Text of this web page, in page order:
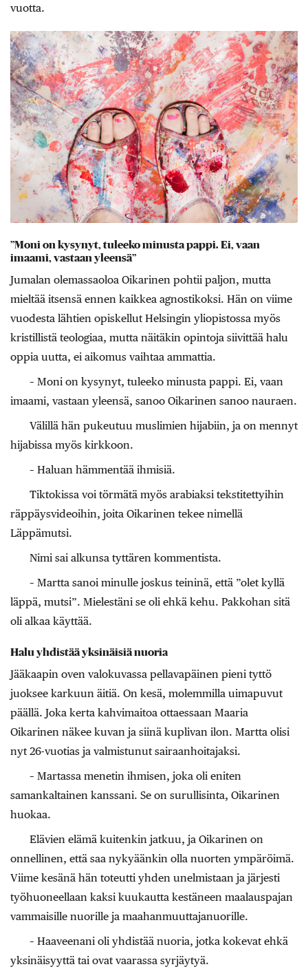
vuotta.
”Moni on kysynyt, tuleeko minusta pappi. Ei, vaan
imaami, vastaan yleensä”
Jumalan olemassaoloa Oikarinen pohtii paljon, mutta
mieltää itsensä ennen kaikkea agnostikoksi. Hän on viime
vuodesta lähtien opiskellut Helsingin yliopistossa myös
kristillistä teologiaa, mutta näitäkin opintoja siivittää halu
oppia uutta, ei aikomus vaihtaa ammattia.
– Moni on kysynyt, tuleeko minusta pappi. Ei, vaan
imaami, vastaan yleensä, sanoo Oikarinen sanoo nauraen.
Välillä hän pukeutuu muslimien hijabiin, ja on mennyt
hijabissa myös kirkkoon.
– Haluan hämmentää ihmisiä.
Tiktokissa voi törmätä myös arabiaksi tekstitettyihin
räppäysvideoihin, joita Oikarinen tekee nimellä
Läppämutsi.
Nimi sai alkunsa tyttären kommentista.
– Martta sanoi minulle joskus teininä, että ”olet kyllä
läppä, mutsi”. Mielestäni se oli ehkä kehu. Pakkohan sitä
oli alkaa käyttää.
Halu yhdistää yksinäisiä nuoria
Jääkaapin oven valokuvassa pellavapäinen pieni tyttö
juoksee karkuun äitiä. On kesä, molemmilla uimapuvut
päällä. Joka kerta kahvimaitoa ottaessaan Maaria
Oikarinen näkee kuvan ja siinä kuplivan ilon. Martta olisi
nyt 26-vuotias ja valmistunut sairaanhoitajaksi.
– Martassa menetin ihmisen, joka oli eniten
samankaltainen kanssani. Se on surullisinta, Oikarinen
huokaa.
Elävien elämä kuitenkin jatkuu, ja Oikarinen on
onnellinen, että saa nykyäänkin olla nuorten ympäröimä.
Viime kesänä hän toteutti yhden unelmistaan ja järjesti
työhuoneellaan kaksi kuukautta kestäneen maalauspajan
vammaisille nuorille ja maahanmuuttajanuorille.
– Haaveenani oli yhdistää nuoria, jotka kokevat ehkä
yksinäisyyttä tai ovat vaarassa syrjäytyä.